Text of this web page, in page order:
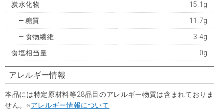
炭水化物 15.1g
糖質 11.7g
食物繊維 3.4g
食塩相当量 0g
アレルギー情報
本品には特定原材料等28品目のアレルギー物質は含まれておりま
せん。※アレルギー情報について